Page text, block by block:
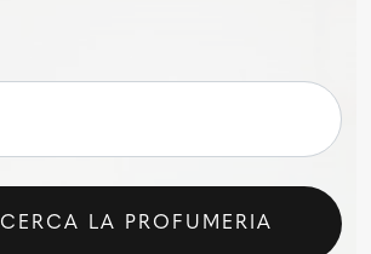
CERCA LA PROFUMERIA